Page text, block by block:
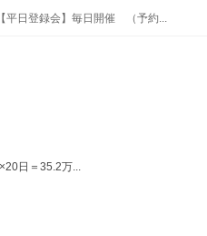
平日登録会】毎日開催 （予約...
日＝35.2万...